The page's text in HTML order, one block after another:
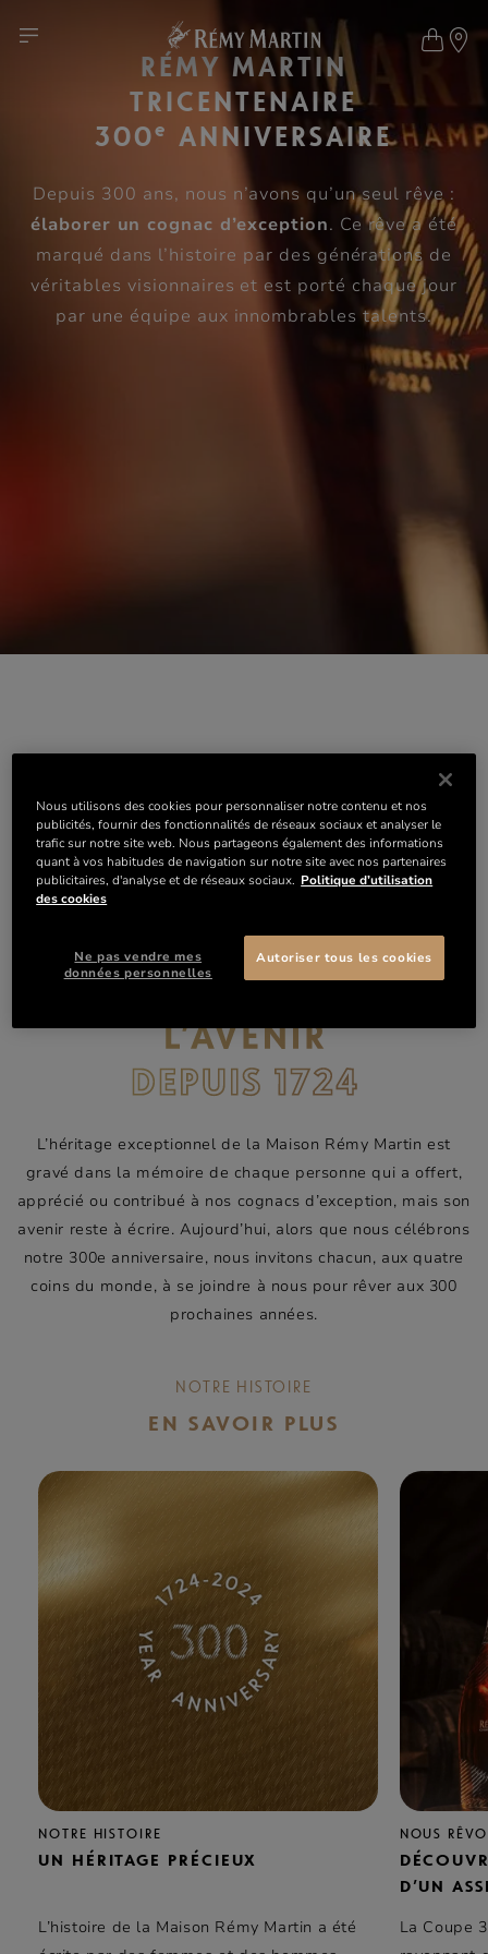
RÉMY MARTIN
TRICENTENAIRE
300e ANNIVERSAIRE
Depuis 300 ans, nous n’avons qu’un seul rêve :
élaborer un cognac d’exception. Ce rêve a été
marqué dans l’histoire par des générations de
véritables visionnaires et est porté chaque jour
par une équipe aux innombrables talents.
L’héritage exceptionnel de la Maison Rémy Martin est
gravé dans la mémoire de chaque personne qui a offert,
apprécié ou contribué à nos cognacs d’exception, mais son
avenir reste à écrire. Aujourd’hui, alors que nous célébrons
notre 300e anniversaire, nous invitons chacun, aux quatre
coins du monde, à se joindre à nous pour rêver aux 300
prochaines années.
NOTRE HISTOIRE
EN SAVOIR PLUS
NOTRE HISTOIRE
UN HÉRITAGE PRÉCIEUX
L’histoire de la Maison Rémy Martin a été
NOUS
D’UN
La Coupe
Nous utilisons des cookies pour personnaliser notre contenu et nos
publicités, fournir des fonctionnalités de réseaux sociaux et analyser le
trafic sur notre site web. Nous partageons également des informations
quant à vos habitudes de navigation sur notre site avec nos partenaires
publicitaires, d'analyse et de réseaux sociaux. Politique d’utilisation
des cookies
Ne pas vendre mes
données personnelles
Autoriser tous les cookies